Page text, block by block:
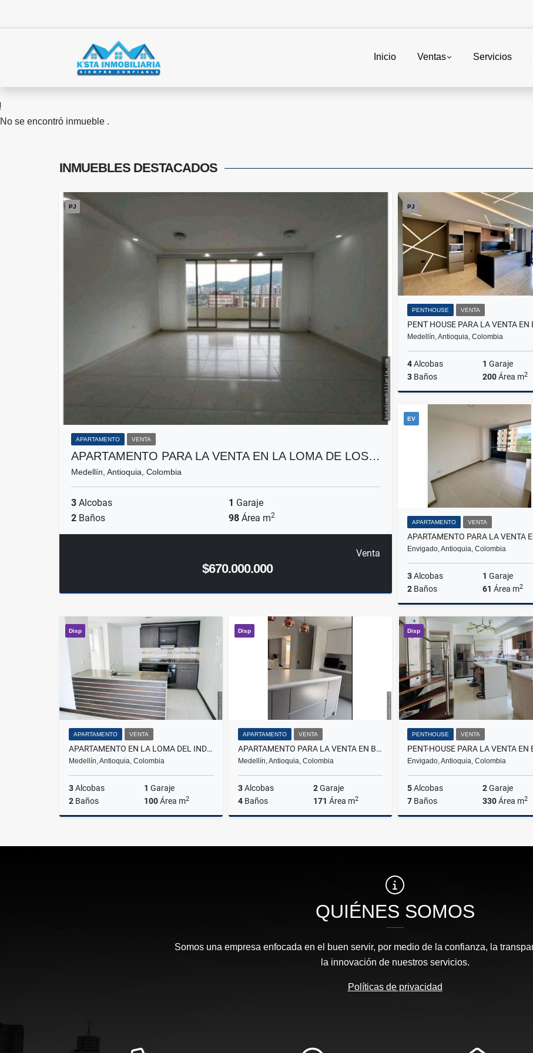
Inicio Ventas Servicios
No se encontró inmueble .
INMUEBLES DESTACADOS
PJ
APARTAMENTO VENTA
APARTAMENTO PARA LA VENTA EN LA LOMA DE LOS…
Medellín, Antioquia, Colombia
3 Alcobas 1 Garaje
2 Baños 98 Área m2
Venta
$670.000.000
PJ
PENTHOUSE VENTA
Medellín, Antioquia, Colombia
4Alcobas 1 Garaje
3 Baños 200Área m2
$1.250.000.000
EV
APARTAMENTO VENTA
Envigado, Antioquia, Colombia
3Alcobas 1 Garaje
2 Baños 61 Área m2
$560.000.000
Disp
APARTAMENTO VENTA
APARTAMENTO EN LA LOMA DEL INDIO
Medellín, Antioquia, Colombia
3Alcobas 1 Garaje
2 Baños 100Área m2
$890.000.000
Disp
APARTAMENTO VENTA
APARTAMENTO PARA LA VENTA EN BELÉN LA MOTA PARTE BAJA
Medellín, Antioquia, Colombia
3Alcobas 2Garaje
4 Baños 171 Área m2
$970.000.000
Disp
PENTHOUSE VENTA
Envigado, Antioquia, Colombia
5Alcobas 2Garaje
7 Baños 330Área m2
$1.230.000.000
QUIÉNES SOMOS
Somos una empresa enfocada en el buen servir, por medio de la confianza, la
la innovación de nuestros servicios.
Políticas de privacidad